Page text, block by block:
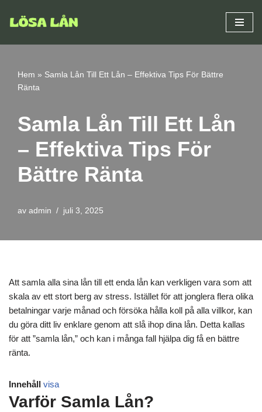
till
Hem » Samla Lån Till Ett Lån – Effektiva Tips För Bättre
Ränta
Samla Lån Till Ett Lån
– Effektiva Tips För
Bättre Ränta
av admin juli 3, 2025
Att samla alla sina lån till ett enda lån kan verkligen vara som att
skala av ett stort berg av stress. Istället för att jonglera flera olika
betalningar varje månad och försöka hålla koll på alla villkor, kan
du göra ditt liv enklare genom att slå ihop dina lån. Detta kallas
för att ”samla lån,” och kan i många fall hjälpa dig få en bättre
ränta.
Innehåll visa
Varför Samla Lån?